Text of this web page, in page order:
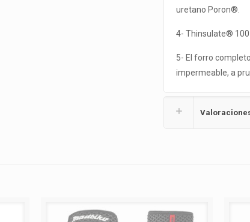
uretano Poron®.
4- Thinsulate®
5- El forro
impermeable, a